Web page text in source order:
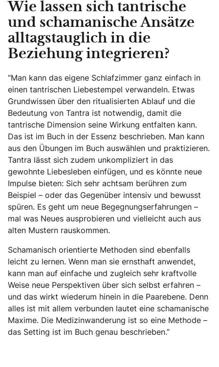
Wie lassen sich tantrische
und schamanische Ansätze
alltagstauglich in die
Beziehung integrieren?
“Man kann das eigene Schlafzimmer ganz einfach in
einen tantrischen Liebestempel verwandeln. Etwas
Grundwissen über den ritualisierten Ablauf und die
Bedeutung von Tantra ist notwendig, damit die
tantrische Dimension seine Wirkung entfalten kann.
Das ist im Buch in der Essenz beschrieben. Man kann
aus den Übungen im Buch auswählen und praktizieren.
Tantra lässt sich zudem unkompliziert in das
gewohnte Liebesleben einfügen, und es könnte neue
Impulse bieten: Sich sehr achtsam berühren zum
Beispiel – oder das Gegenüber intensiv und bewusst
spüren. Es geht um neue Begegnungserfahrungen –
mal was Neues ausprobieren und vielleicht auch aus
alten Mustern rauskommen.
Schamanisch orientierte Methoden sind ebenfalls
leicht zu lernen. Wenn man sie ernsthaft anwendet,
kann man auf einfache und zugleich sehr kraftvolle
Weise neue Perspektiven über sich selbst erfahren –
und das wirkt wiederum hinein in die Paarebene. Denn
alles ist mit allem verbunden lautet eine schamanische
Maxime. Die Medizinwanderung ist so eine Methode –
das Setting ist im Buch genau beschrieben.”